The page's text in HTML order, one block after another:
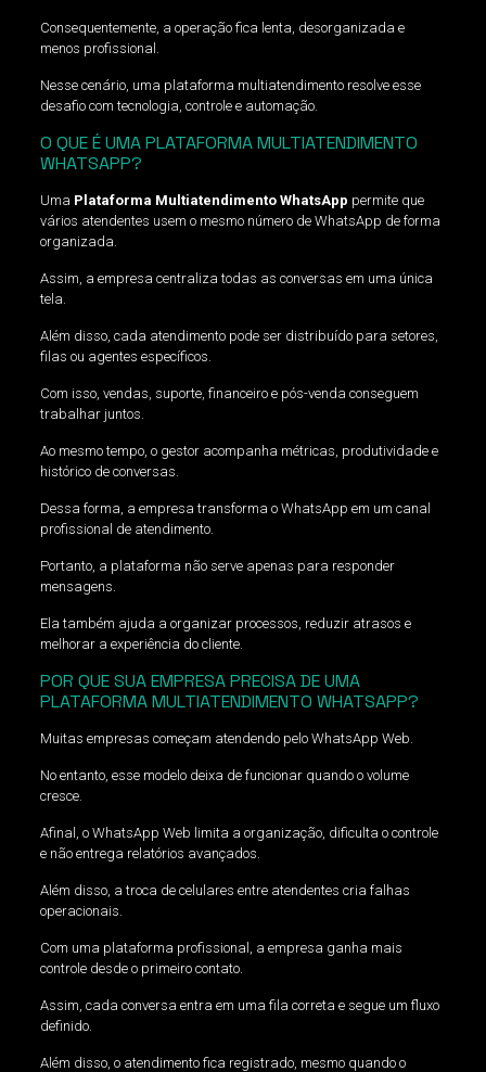
Consequentemente, a operação fica lenta, desorganizada e
menos profissional.
Nesse cenário, uma plataforma multiatendimento resolve esse
desafio com tecnologia, controle e automação.
O QUE É UMA PLATAFORMA MULTIATENDIMENTO
WHATSAPP?
Uma Plataforma Multiatendimento WhatsApp permite que
vários atendentes usem o mesmo número de WhatsApp de forma
organizada.
Assim, a empresa centraliza todas as conversas em uma única
tela.
Além disso, cada atendimento pode ser distribuído para setores,
filas ou agentes específicos.
Com isso, vendas, suporte, financeiro e pós-venda conseguem
trabalhar juntos.
Ao mesmo tempo, o gestor acompanha métricas, produtividade e
histórico de conversas.
Dessa forma, a empresa transforma o WhatsApp em um canal
profissional de atendimento.
Portanto, a plataforma não serve apenas para responder
mensagens.
Ela também ajuda a organizar processos, reduzir atrasos e
melhorar a experiência do cliente.
POR QUE SUA EMPRESA PRECISA DE UMA
PLATAFORMA MULTIATENDIMENTO WHATSAPP?
Muitas empresas começam atendendo pelo WhatsApp Web.
No entanto, esse modelo deixa de funcionar quando o volume
cresce.
Afinal, o WhatsApp Web limita a organização, dificulta o controle
e não entrega relatórios avançados.
Além disso, a troca de celulares entre atendentes cria falhas
operacionais.
Com uma plataforma profissional, a empresa ganha mais
controle desde o primeiro contato.
Assim, cada conversa entra em uma fila correta e segue um fluxo
definido.
Além disso, o atendimento fica registrado, mesmo quando o